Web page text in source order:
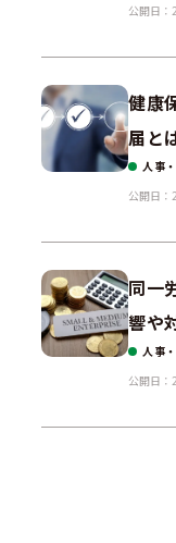
公開日
健康
届と
人事
公開日
同一
響や
人事
公開日